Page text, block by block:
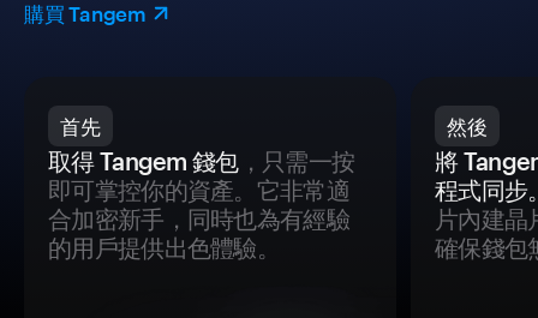
購買 Tangem
首先
取得 Tangem 錢包，只需一按
即可掌控你的資產。它非常適
合加密新手，同時也為有經驗
的用戶提供出色體驗。
然後
將
程式同步
片內建晶
確保錢包